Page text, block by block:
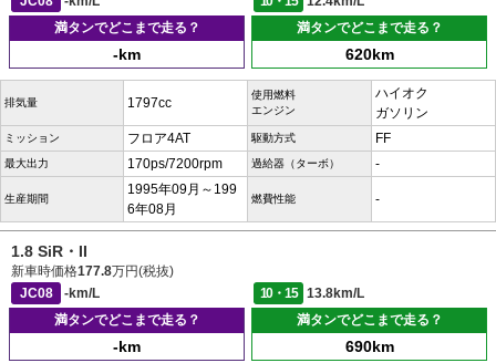
満タンでどこまで走る？
-km
満タンでどこまで走る？
620km
排気量 1797cc
使用燃料
エンジン
ハイオク
ガソリン
ミッション フロア4AT 駆動方式 FF
最大出力 170ps/7200rpm 過給器（ターボ） -
生産期間
1995年09月～199
6年08月
燃費性能 -
1.8 SiR・II
新車時価格177.8万円(税抜)
JC08
-km/L 10・15
13.8km/L
満タンでどこまで走る？
-km
満タンでどこまで走る？
690km